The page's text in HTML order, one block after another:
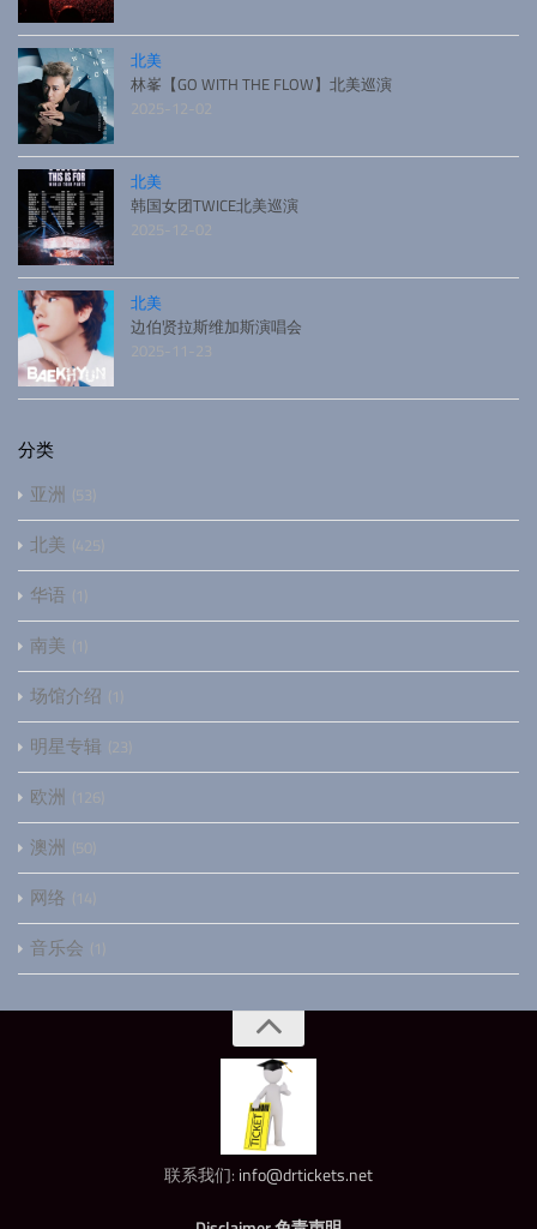
北美
林峯【GO WITH THE FLOW】北美巡演
2025-12-02
北美
韩国女团TWICE北美巡演
2025-12-02
北美
边伯贤拉斯维加斯演唱会
2025-11-23
分类
亚洲 53
北美 425
华语 1
南美 1
场馆介绍 1
明星专辑 23
欧洲 126
澳洲 50
网络 14
音乐会 1
联系我们: info@drtickets.net